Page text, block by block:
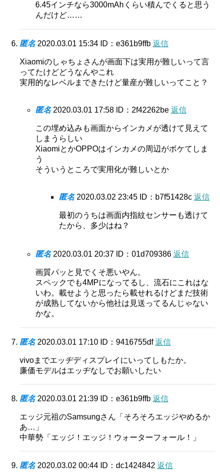
6.45インチなら3000mAhくらい積んでくると思う
んだけど……
匿名 2020.03.01 15:34 ID：e361b9ffb 返信
Xiaomiのしゃちょさんが画面下は実用が難しいって言
ってたけどどうなんやこれ
実用的なレベルまできたけど量産が難しいってこと？
匿名 2020.03.01 17:58 ID：2f42262be 返信
この埋め込みも画面からインカメが透けて見えて
しまうらしい
XiaomiとかOPPOはインカメの周辺がボケてしま
う
そういうところで実用化が難しいとか
匿名 2020.03.02 23:45 ID：b7f51428c 返信
最初のうちは画面内指紋センサーも透けて
たから、多少はね？
匿名 2020.03.01 20:37 ID：01d709386 返信
画質パッと見でくそ悪いやん。
スペックでも4MPになってるし、流石にこれはな
いわ。載せようと思ったら載せれるけどまだ技術
が成熟してないから他社は見送ってるんじゃない
かな。
匿名 2020.03.01 17:10 ID：9416755df返信
vivoまでエッヂディスプレイにいってしもたか。
廉価モデルはエッヂなしでお願いしたい
匿名 2020.03.01 21:39 ID：e361b9ffb 返信
エッジ元祖のSamsungさん「そろそろエッジやめるか
あ…」
中華勢「エッジ！エッジ！ウォーターフォール！」
匿名 2020.03.02 00:44 ID：dc1424842 返信